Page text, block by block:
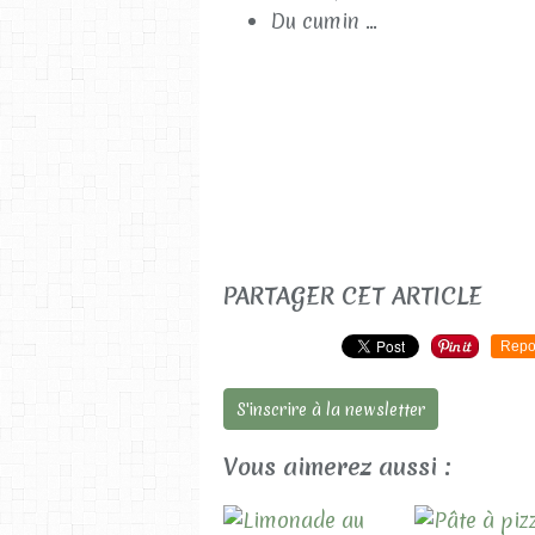
Du cumin ...
PARTAGER CET ARTICLE
S'inscrire à la newsletter
Vous aimerez aussi :